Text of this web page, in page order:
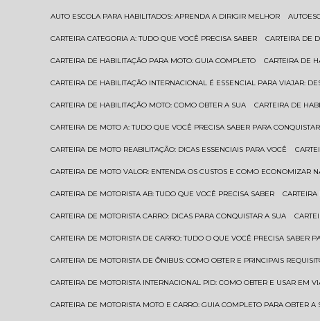
AUTO ESCOLA PARA HABILITADOS: APRENDA A DIRIGIR MELHOR
CARTEIRA CATEGORIA A: TUDO QUE VOCÊ PRECISA SABER CARTEIRA
CARTEIRA DE HABILITAÇÃO PARA MOTO: GUIA COMPLETO CARTEIRA DE
CARTEIRA DE HABILITAÇÃO INTERNACIONAL É ESSENCIAL PARA VIAJAR:
CARTEIRA DE HABILITAÇÃO MOTO: COMO OBTER A SUA CARTEIRA DE
CARTEIRA DE MOTO A: TUDO QUE VOCÊ PRECISA SABER PARA
CARTEIRA DE MOTO REABILITAÇÃO: DICAS ESSENCIAIS PARA VOCÊ
CARTEIRA DE MOTO VALOR: ENTENDA OS CUSTOS E COMO ECONOMIZAR
CARTEIRA DE MOTORISTA AB: TUDO QUE VOCÊ PRECISA SABER
CARTEIRA DE MOTORISTA CARRO: DICAS PARA CONQUISTAR A SUA
CARTEIRA DE MOTORISTA DE CARRO: TUDO O QUE VOCÊ PRECISA SABER
CARTEIRA DE MOTORISTA DE ÔNIBUS: COMO OBTER E PRINCIPAIS
CARTEIRA DE MOTORISTA INTERNACIONAL PID: COMO OBTER E USAR EM
CARTEIRA DE MOTORISTA MOTO E CARRO: GUIA COMPLETO PARA OBTER A